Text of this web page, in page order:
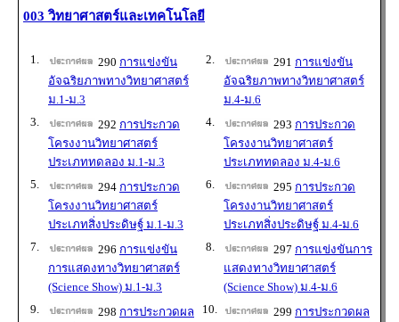
003 วิทยาศาสตร์และเทคโนโลยี
1. 290 การแข่งขัน
อัจฉริยภาพทางวิทยาศาสตร์
ม.1-ม.3
2. 291 การแข่งขัน
อัจฉริยภาพทางวิทยาศาสตร์
ม.4-ม.6
3.
292 การประกวด
โครงงานวิทยาศาสตร์
ประเภททดลอง ม.1-ม.3
4. 293 การประกวด
โครงงานวิทยาศาสตร์
ประเภททดลอง ม.4-ม.6
5.
294 การประกวด
โครงงานวิทยาศาสตร์
ประเภทสิ่งประดิษฐ์ ม.1-ม.3
6. 295 การประกวด
โครงงานวิทยาศาสตร์
ประเภทสิ่งประดิษฐ์ ม.4-ม.6
7.
296 การแข่งขัน
การแสดงทางวิทยาศาสตร์
(Science Show) ม.1-ม.3
8. 297 การแข่งขันการ
แสดงทางวิทยาศาสตร์
(Science Show) ม.4-ม.6
9.
298 การประกวดผล
10. 299 การประกวดผล